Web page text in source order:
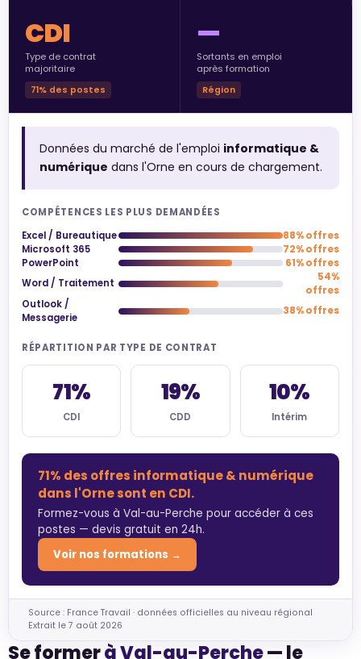
CDI
Type de contrat
majoritaire
71% des postes
—
Sortants en emploi
après formation
Région
Données du marché de l'emploi informatique &
numérique dans l'Orne en cours de chargement.
COMPÉTENCES LES PLUS DEMANDÉES
Excel / Bureautique
88% offres
Microsoft 365
72% offres
PowerPoint
61% offres
Word / Traitement
54%
offres
Outlook /
Messagerie
38% offres
RÉPARTITION PAR TYPE DE CONTRAT
71%
CDI
19%
CDD
10%
Intérim
71% des offres informatique & numérique
dans l'Orne sont en CDI.
Formez-vous à Val-au-Perche pour accéder à ces
postes — devis gratuit en 24h.
Voir nos formations →
Source : France Travail · données officielles au niveau régional
Extrait le 7 août 2026
Se formerà Val-au-Perche— le